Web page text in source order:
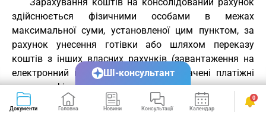
здійснюється фізичними особами в межах
максимальної суми, установленої цим пунктом, за
рахунок унесення готівки або шляхом переказу
коштів з інших власних рахунків (завантаження на
електронний гаманець). Наперед оплачені платіжні
картки фіксованого номіналу поповненню не
підлягають.
Документи Головна Новини Консультації Календар Сервіси
0
ШІ-консультант